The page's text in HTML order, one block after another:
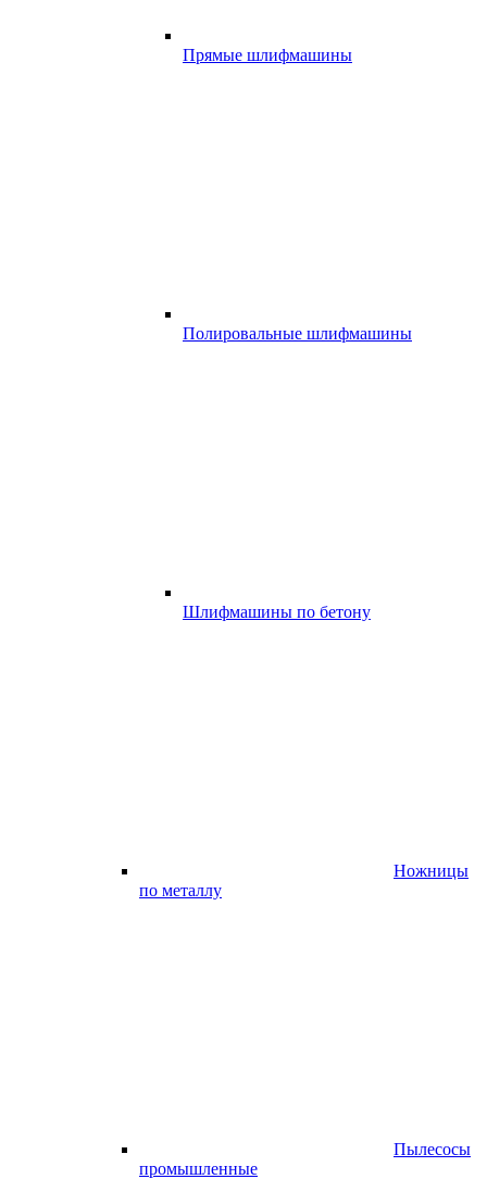
Прямые шлифмашины
Полировальные шлифмашины
Шлифмашины по бетону
Ножницы
по металлу
Пылесосы
промышленные